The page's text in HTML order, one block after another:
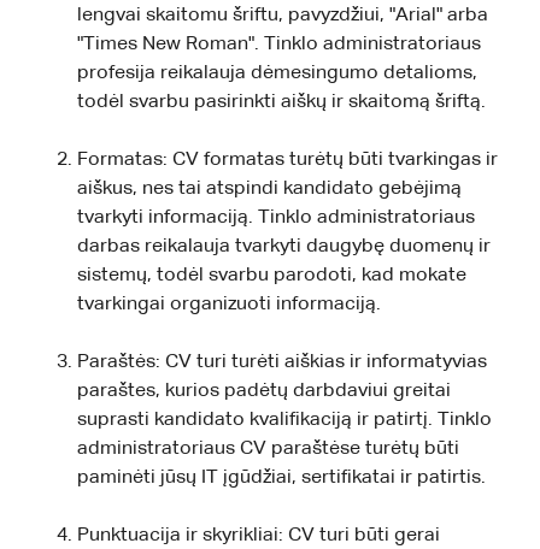
lengvai skaitomu šriftu, pavyzdžiui, "Arial" arba
"Times New Roman". Tinklo administratoriaus
profesija reikalauja dėmesingumo detalioms,
todėl svarbu pasirinkti aiškų ir skaitomą šriftą.
Formatas: CV formatas turėtų būti tvarkingas ir
aiškus, nes tai atspindi kandidato gebėjimą
tvarkyti informaciją. Tinklo administratoriaus
darbas reikalauja tvarkyti daugybę duomenų ir
sistemų, todėl svarbu parodoti, kad mokate
tvarkingai organizuoti informaciją.
Paraštės: CV turi turėti aiškias ir informatyvias
paraštes, kurios padėtų darbdaviui greitai
suprasti kandidato kvalifikaciją ir patirtį. Tinklo
administratoriaus CV paraštėse turėtų būti
paminėti jūsų IT įgūdžiai, sertifikatai ir patirtis.
Punktuacija ir skyrikliai: CV turi būti gerai